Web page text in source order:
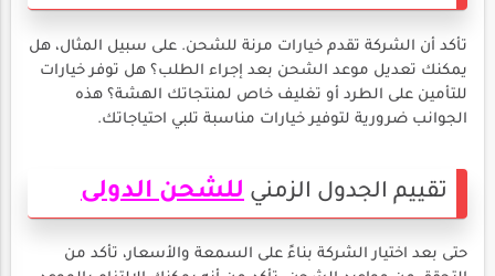
تأكد أن الشركة تقدم خيارات مرنة للشحن. على سبيل المثال، هل
يمكنك تعديل موعد الشحن بعد إجراء الطلب؟ هل توفر خيارات
للتأمين على الطرد أو تغليف خاص لمنتجاتك الهشة؟ هذه
الجوانب ضرورية لتوفير خيارات مناسبة تلبي احتياجاتك.
تقييم الجدول الزمني للشحن الدولى
حتى بعد اختيار الشركة بناءً على السمعة والأسعار، تأكد من